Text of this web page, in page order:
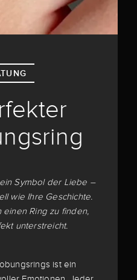
Symbol der Liebe –
wie Ihre Geschichte.
einen Ring zu finden,
unterstreicht.
ist ein